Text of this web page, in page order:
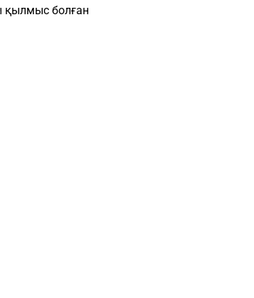
қылмыс болған